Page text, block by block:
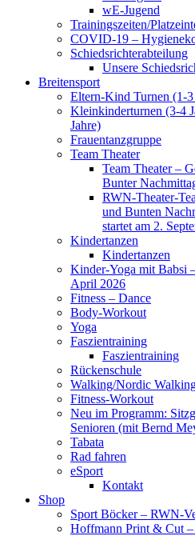
wE-Jugend
Trainingszeiten/
COVID-19 –
Schiedsrichterabteilung
Unsere
Breitensport
Eltern-Kind Turnen (1-3
Kleinkinderturnen (3-4
Jahre)
Frauentanzgruppe
Team Theater
Team Theater –
Bunter
RWN-Theater-
und Bunten
startet am 2.
Kindertanzen
Kindertanzen
Kinder-Yoga mit Babsi
April 2026
Fitness – Dance
Body-Workout
Yoga
Faszientraining
Faszientraining
Rückenschule
Walking/Nordic
Fitness-Workout
Neu im Programm:
Senioren (mit Bernd
Tabata
Rad fahren
eSport
Kontakt
Shop
Sport Böcker – RWN-
Hoffmann Print & Cut